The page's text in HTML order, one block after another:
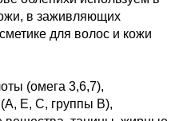
в заживляющих
для волос и кожи
(омега 3,6,7),
E, C, группы B),